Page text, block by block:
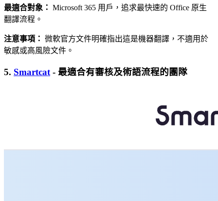
最適合對象： Microsoft 365 用戶，追求最快速的 Office 原生
翻譯流程。
注意事項： 微軟官方文件明確指出這是機器翻譯，不適用於
敏感或高風險文件。
5. Smartcat- 最適合有審核及術語流程的團隊